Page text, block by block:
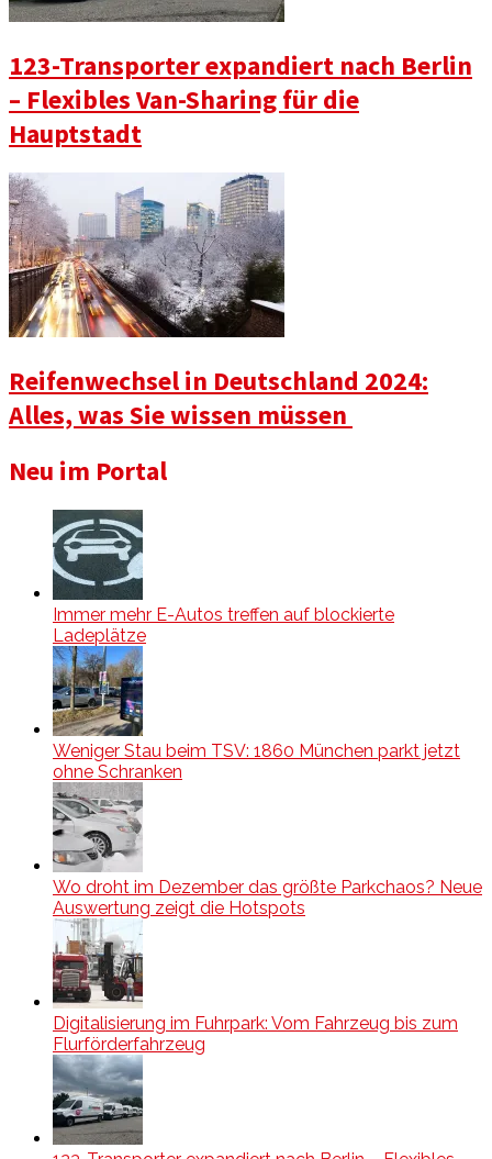
123-Transporter expandiert nach Berlin
– Flexibles Van-Sharing für die
Hauptstadt
Reifenwechsel in Deutschland 2024:
Alles, was Sie wissen müssen
Neu im Portal
Immer mehr E-Autos treffen auf blockierte
Ladeplätze
Weniger Stau beim TSV: 1860 München parkt jetzt
ohne Schranken
Wo droht im Dezember das größte Parkchaos? Neue
Auswertung zeigt die Hotspots
Digitalisierung im Fuhrpark: Vom Fahrzeug bis zum
Flurförderfahrzeug